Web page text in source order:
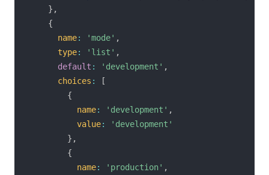
} ,
{
name: 'mode' ,
type: 'list' ,
default : 'development' ,
choices :
[
{
name: 'development' ,
value:
'development'
} ,
{
name: 'production' ,